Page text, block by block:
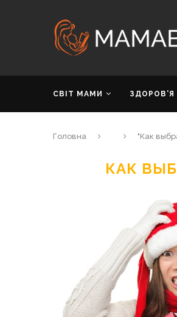
СВІТ МАМИ ЗДОРОВ’Я
Головна "Как
КАК